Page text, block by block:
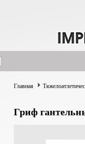
Главная
Гриф